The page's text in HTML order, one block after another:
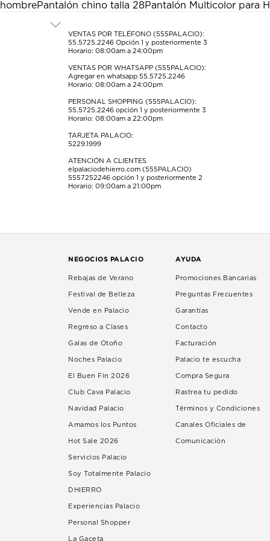
abrirá
formulario
abrirá
formulario
de
abrirá
formulario
de
abrirá
formulario
de
abrirá
formulario
de
envío.
hombrePantalón chino talla 28Pantalón Multicolor para
VENTAS POR TELÉFONO (555PALACIO):
55.5725.2246 Opción 1 y posteriormente 3
Horario: 08:00am a 24:00pm
VENTAS POR WHATSAPP (555PALACIO):
Agregar en whatsapp 55.5725.2246
Horario: 08:00am a 24:00pm
PERSONAL SHOPPING (555PALACIO):
55.5725.2246 opción 1 y posteriormente 3
Horario: 08:00am a 22:00pm
TARJETA PALACIO:
5229.1999
ATENCIÓN A CLIENTES
elpalaciodehierro.com (555PALACIO)
5557252246 opción 1 y posteriormente 2
Horario: 09:00am a 21:00pm
NEGOCIOS PALACIO
Rebajas de Verano
Festival de Belleza
Vende en Palacio
Regreso a Clases
Galas de Otoño
Noches Palacio
El Buen Fin 2026
Club Cava Palacio
Navidad Palacio
Amamos los Puntos
Hot Sale 2026
Servicios Palacio
Soy Totalmente Palacio
DHIERRO
Experiencias Palacio
Personal Shopper
La Gaceta
AYUDA
Promociones Bancarias
Preguntas Frecuentes
Garantías
Contacto
Facturación
Palacio te escucha
Compra Segura
Rastrea tu pedido
Términos y Condiciones
Canales Oficiales de
Comunicación